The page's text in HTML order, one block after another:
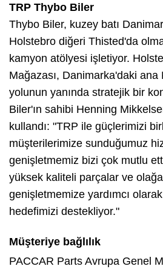
TRP Thybo Biler
Thybo Biler, kuzey batı
Holstebro diğeri Thisted'da
kamyon atölyesi işletiyor.
Mağazası, Danimarka'daki ana
yolunun yanında stratejik bir
Biler'ın sahibi Henning
kullandı: "TRP ile güçlerimizi
müşterilerimize sunduğumuz
genişletmemiz bizi çok mutlu
yüksek kaliteli parçalar ve
genişletmemize yardımcı
hedefimizi destekliyor."
Müşteriye bağlılık
PACCAR Parts Avrupa Genel